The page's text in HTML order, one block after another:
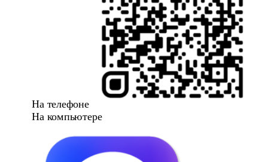
На телефоне
На компьютере